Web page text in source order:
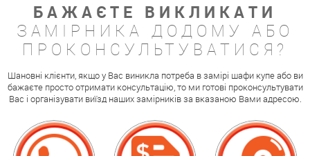
БАЖАЄТЕ ВИКЛИКАТИ
ЗАМІРНИКА ДОДОМУ АБО
ПРОКОНСУЛЬТУВАТИСЯ?
Шановні клієнти, якщо у Вас виникла потреба в замірі шафи купе або ви
бажаєте просто отримати консультацію, то ми готові проконсультувати
Вас і організувати виїзд наших замірників за вказаною Вами адресою.